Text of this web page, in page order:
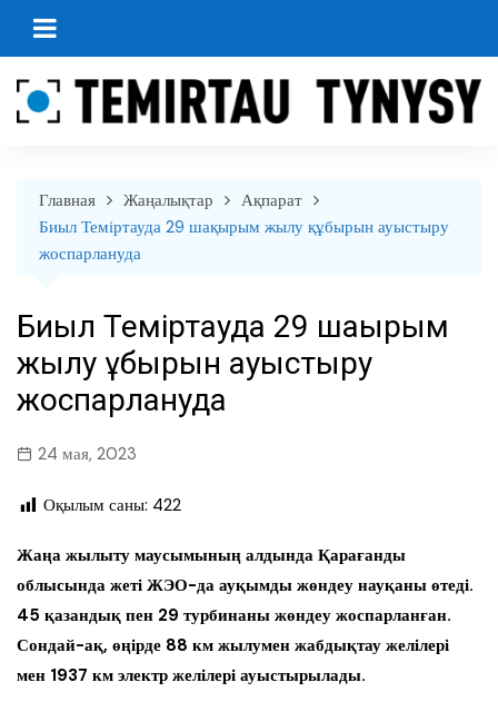
перейти
Главная Жаңалықтар
Ақпарат
Биыл Теміртауда 29 шақырым жылу құбырын ауыстыру
жоспарлануда
Биыл Теміртауда 29 шақырым
жылу құбырын ауыстыру
жоспарлануда
24 мая, 2023
Оқылым саны: 422
Жаңа жылыту маусымының алдында Қарағанды
облысында жеті ЖЭО-да ауқымды жөндеу науқаны өтеді.
45 қазандық пен 29 турбинаны жөндеу жоспарланған.
Сондай-ақ, өңірде 88 км жылумен жабдықтау желілері
мен 1937 км электр желілері ауыстырылады.